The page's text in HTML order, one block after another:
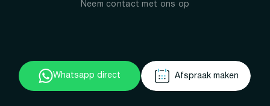
Neem contact met ons op
Whatsapp direct Afspraak maken